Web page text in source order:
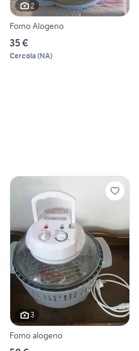
2
Forno Alogeno
35 €
Cercola (NA)
3
Forno alogeno